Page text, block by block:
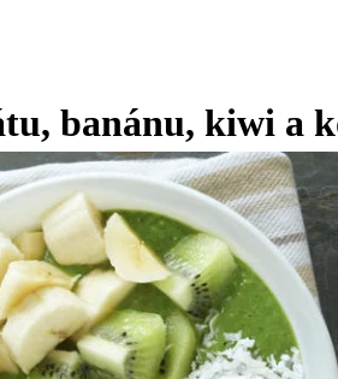
banánu, kiwi a